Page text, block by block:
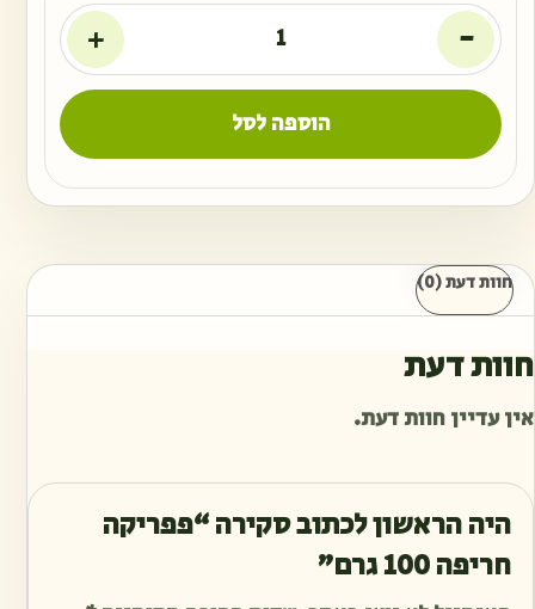
-
+
הוספה לסל
חוות דעת (0)
חוות דעת
אין עדיין חוות דעת.
היה הראשון לכתוב סקירה “פפריקה
חריפה 100 גרם”